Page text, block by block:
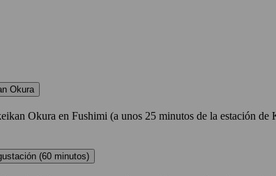
Okura
Okura en Fushimi (a unos 25 minutos de la estación
(60 minutos)